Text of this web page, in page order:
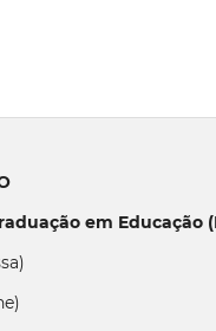
em Educação